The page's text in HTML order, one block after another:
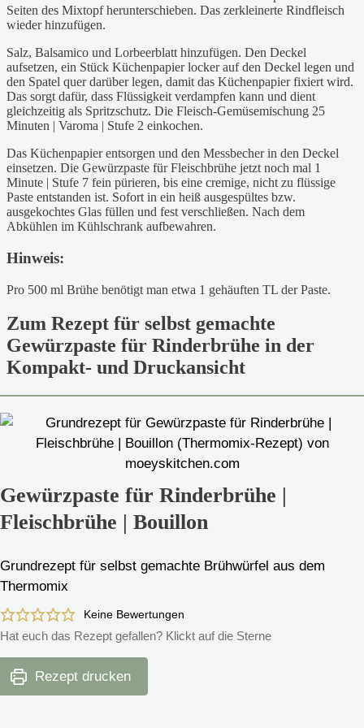
Seiten des Mixtopf herunterschieben. Das zerkleinerte Rindfleisch
wieder hinzufügen.
Salz, Balsamico und Lorbeerblatt hinzufügen. Den Deckel
aufsetzen, ein Stück Küchenpapier locker auf den Deckel legen und
den Spatel quer darüber legen, damit das Küchenpapier fixiert wird.
Das sorgt dafür, dass Flüssigkeit verdampfen kann und dient
gleichzeitig als Spritzschutz. Die Fleisch-Gemüsemischung 25
Minuten | Varoma | Stufe 2 einkochen.
Das Küchenpapier entsorgen und den Messbecher in den Deckel
einsetzen. Die Gewürzpaste für Fleischbrühe jetzt noch mal 1
Minute | Stufe 7 fein pürieren, bis eine cremige, nicht zu flüssige
Paste entstanden ist. Sofort in ein heiß ausgespültes bzw.
ausgekochtes Glas füllen und fest verschließen. Nach dem
Abkühlen im Kühlschrank aufbewahren.
Hinweis:
Pro 500 ml Brühe benötigt man etwa 1 gehäuften TL der Paste.
Zum Rezept für selbst gemachte
Gewürzpaste für Rinderbrühe in der
Kompakt- und Druckansicht
Gewürzpaste für Rinderbrühe |
Fleischbrühe | Bouillon
Grundrezept für selbst gemachte Brühwürfel aus dem
Thermomix
Keine Bewertungen
Hat euch das Rezept gefallen? Klickt auf die Sterne
Rezept drucken